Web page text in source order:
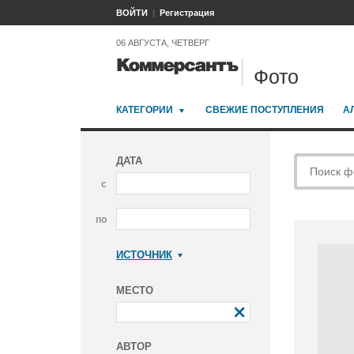
ВОЙТИ Регистрация
06 АВГУСТА, ЧЕТВЕРГ
Фото
КАТЕГОРИИ СВЕЖИЕ ПОСТУПЛЕНИЯ
ДАТА
с
по
ИСТОЧНИК
МЕСТО
АВТОР